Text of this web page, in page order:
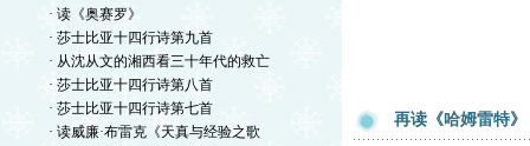
· 读《奥赛罗》
· 莎士比亚十四行诗第九首
· 从沈从文的湘西看三十年代的救亡
· 莎士比亚十四行诗第八首
· 莎士比亚十四行诗第七首
· 读威廉·布雷克《天真与经验之歌
再读《哈姆雷特》